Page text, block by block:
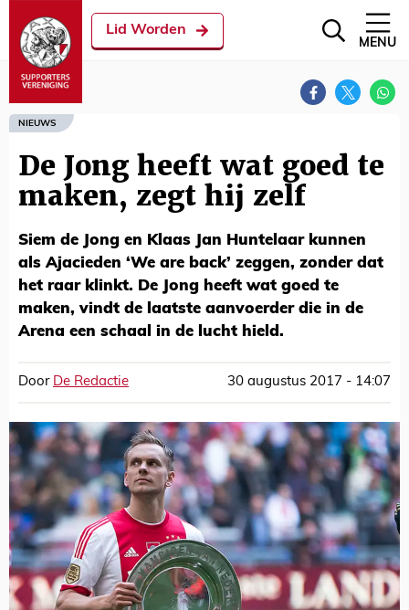
Lid Worden
MENU
NIEUWS
De Jong heeft wat goed te
maken, zegt hij zelf
Siem de Jong en Klaas Jan Huntelaar kunnen
als Ajacieden ‘We are back’ zeggen, zonder dat
het raar klinkt. De Jong heeft wat goed te
maken, vindt de laatste aanvoerder die in de
Arena een schaal in de lucht hield.
Door De Redactie 30 augustus 2017 - 14:07